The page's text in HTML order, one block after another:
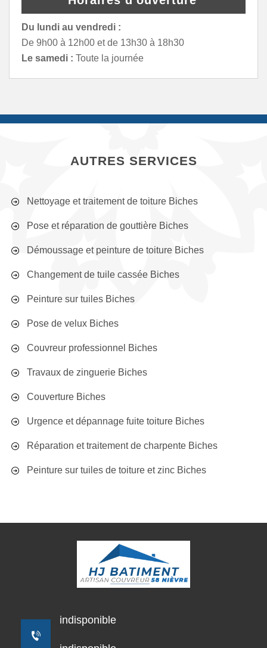
Du lundi au vendredi :
De 9h00 à 12h00 et de 13h30 à 18h30
Le samedi : Toute la journée
AUTRES SERVICES
Nettoyage et traitement de toiture Biches
Pose et réparation de gouttière Biches
Démoussage et peinture de toiture Biches
Changement de tuile cassée Biches
Peinture sur tuiles Biches
Pose de velux Biches
Couvreur professionnel Biches
Travaux de zinguerie Biches
Couverture Biches
Urgence et dépannage fuite toiture Biches
Réparation et traitement de charpente Biches
Peinture sur tuiles de toiture et zinc Biches
indisponible